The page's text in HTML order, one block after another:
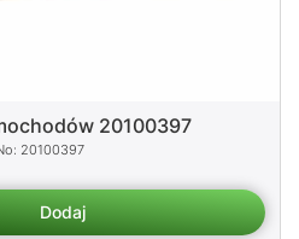
20100397
20100397